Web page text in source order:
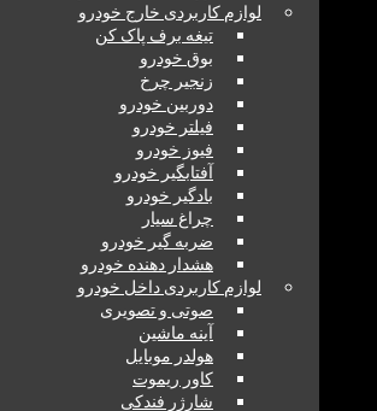
لوازم کاربردی خارج خودرو
تیغه برف پاک کن
بوق خودرو
زنجیر چرخ
دوربین خودرو
فیلتر خودرو
فیوز خودرو
آفتابگیر خودرو
بادگیر خودرو
چراغ سیار
ضربه گیر خودرو
هشدار دهنده خودرو
لوازم کاربردی داخل خودرو
صوتی و تصویری
آینه ماشین
هولدر موبایل
کاور ریموت
شارژر فندکی